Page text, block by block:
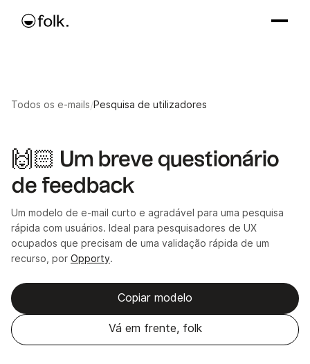
Todos os e-mails/Pesquisa de utilizadores
🙌🏻 Um breve questionário
de feedback
Um modelo de e-mail curto e agradável para uma pesquisa
rápida com usuários. Ideal para pesquisadores de UX
ocupados que precisam de uma validação rápida de um
recurso, por Opporty.
Copiar modelo
Vá em frente, folk